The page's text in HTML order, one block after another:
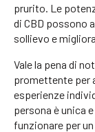
prurito. Le
di CBD possono
sollievo e
Vale la pena di
promettente per
esperienze
persona è unica
funzionare per